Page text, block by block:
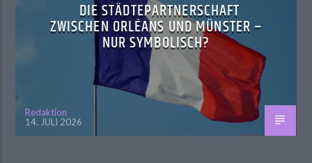
DIE STÄDTEPARTNERSCHAFT
ZWISCHEN ORLÉANS UND MÜNSTER –
NUR SYMBOLISCH?
Redaktion
14. JULI 2026